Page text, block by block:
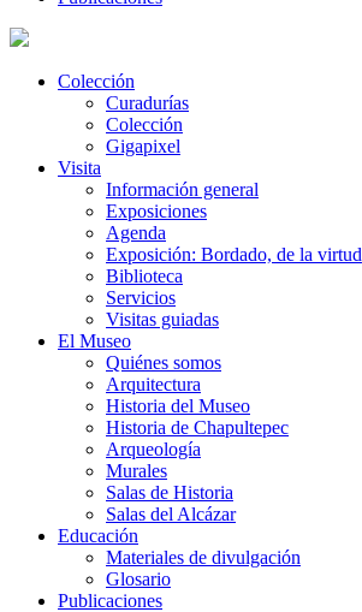
Colección
Curadurías
Colección
Gigapixel
Visita
Información general
Exposiciones
Agenda
Exposición: Bordado, de la virtud
Biblioteca
Servicios
Visitas guiadas
El Museo
Quiénes somos
Arquitectura
Historia del Museo
Historia de Chapultepec
Arqueología
Murales
Salas de Historia
Salas del Alcázar
Educación
Materiales de divulgación
Glosario
Publicaciones